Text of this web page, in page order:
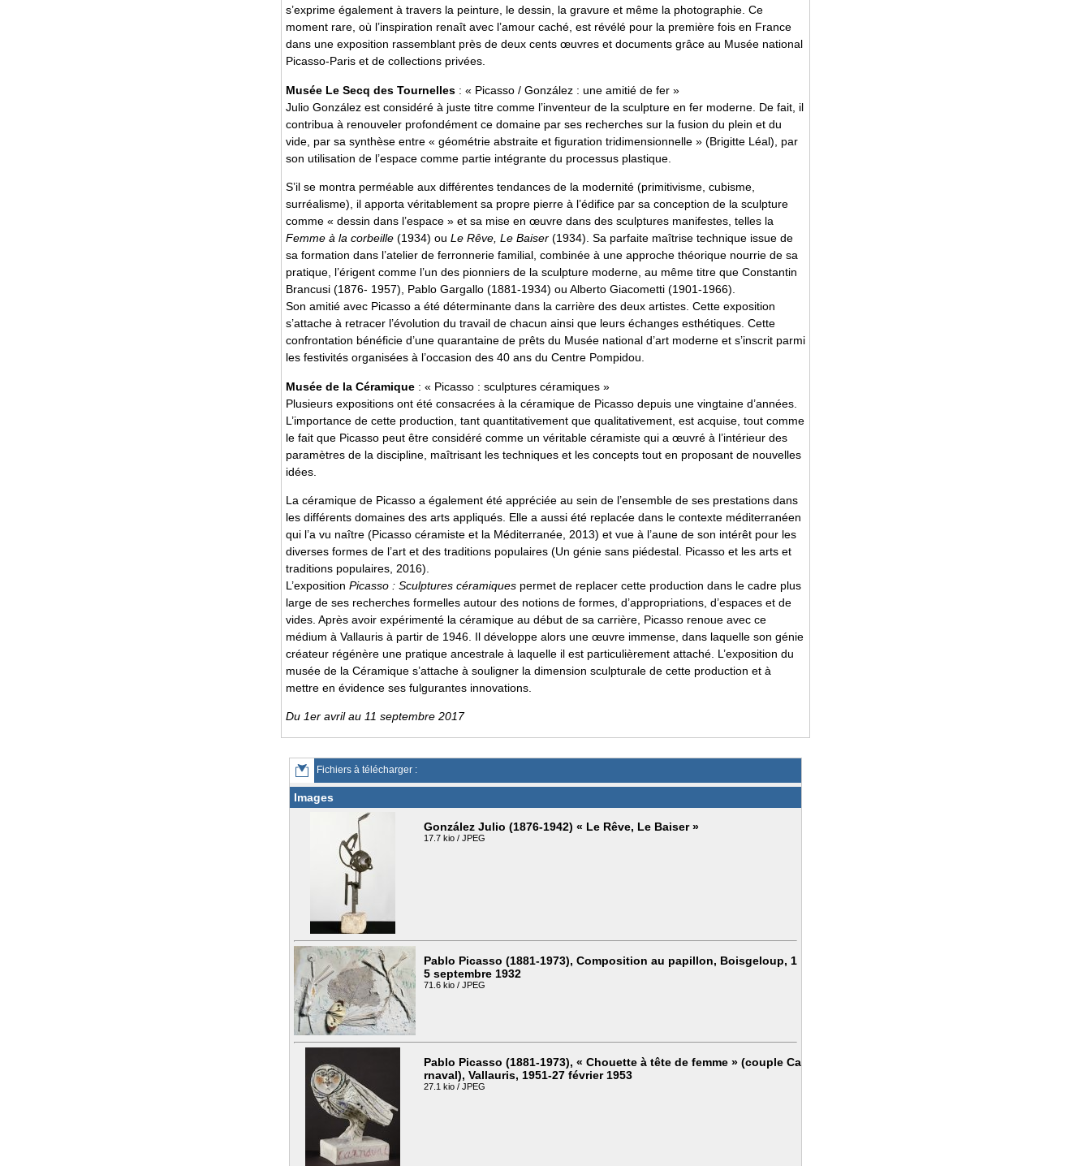
s’exprime également à travers la peinture, le dessin, la gravure et même la photographie. Ce
moment rare, où l’inspiration renaît avec l’amour caché, est révélé pour la première fois en France
dans une exposition rassemblant près de deux cents œuvres et documents grâce au Musée national
Picasso-Paris et de collections privées.
Musée Le Secq des Tournelles : « Picasso / González : une amitié de fer »
Julio González est considéré à juste titre comme l’inventeur de la sculpture en fer moderne. De fait, il
contribua à renouveler profondément ce domaine par ses recherches sur la fusion du plein et du
vide, par sa synthèse entre « géométrie abstraite et figuration tridimensionnelle » (Brigitte Léal), par
son utilisation de l’espace comme partie intégrante du processus plastique.
S’il se montra perméable aux différentes tendances de la modernité (primitivisme, cubisme,
surréalisme), il apporta véritablement sa propre pierre à l’édifice par sa conception de la sculpture
comme « dessin dans l’espace » et sa mise en œuvre dans des sculptures manifestes, telles la
Femme à la corbeille (1934) ou Le Rêve, Le Baiser (1934). Sa parfaite maîtrise technique issue de
sa formation dans l’atelier de ferronnerie familial, combinée à une approche théorique nourrie de sa
pratique, l’érigent comme l’un des pionniers de la sculpture moderne, au même titre que Constantin
Brancusi (1876- 1957), Pablo Gargallo (1881-1934) ou Alberto Giacometti (1901-1966).
Son amitié avec Picasso a été déterminante dans la carrière des deux artistes. Cette exposition
s’attache à retracer l’évolution du travail de chacun ainsi que leurs échanges esthétiques. Cette
confrontation bénéficie d’une quarantaine de prêts du Musée national d’art moderne et s’inscrit parmi
les festivités organisées à l’occasion des 40 ans du Centre Pompidou.
Musée de la Céramique : « Picasso : sculptures céramiques »
Plusieurs expositions ont été consacrées à la céramique de Picasso depuis une vingtaine d’années.
L’importance de cette production, tant quantitativement que qualitativement, est acquise, tout comme
le fait que Picasso peut être considéré comme un véritable céramiste qui a œuvré à l’intérieur des
paramètres de la discipline, maîtrisant les techniques et les concepts tout en proposant de nouvelles
idées.
La céramique de Picasso a également été appréciée au sein de l’ensemble de ses prestations dans
les différents domaines des arts appliqués. Elle a aussi été replacée dans le contexte méditerranéen
qui l’a vu naître (Picasso céramiste et la Méditerranée, 2013) et vue à l’aune de son intérêt pour les
diverses formes de l’art et des traditions populaires (Un génie sans piédestal. Picasso et les arts et
traditions populaires, 2016).
L’exposition Picasso : Sculptures céramiques permet de replacer cette production dans le cadre plus
large de ses recherches formelles autour des notions de formes, d’appropriations, d’espaces et de
vides. Après avoir expérimenté la céramique au début de sa carrière, Picasso renoue avec ce
médium à Vallauris à partir de 1946. Il développe alors une œuvre immense, dans laquelle son génie
créateur régénère une pratique ancestrale à laquelle il est particulièrement attaché. L’exposition du
musée de la Céramique s’attache à souligner la dimension sculpturale de cette production et à
mettre en évidence ses fulgurantes innovations.
Du 1er avril au 11 septembre 2017
Fichiers à télécharger :
Images
González Julio (1876-1942) « Le Rêve, Le Baiser »
17.7 kio / JPEG
Pablo Picasso (1881-1973), Composition au papillon, Boisgeloup, 1
5 septembre 1932
71.6 kio / JPEG
Pablo Picasso (1881-1973), « Chouette à tête de femme » (couple Ca
rnaval), Vallauris, 1951-27 février 1953
27.1 kio / JPEG